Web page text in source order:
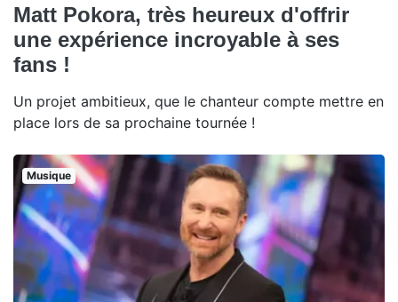
Matt Pokora, très heureux d'offrir
une expérience incroyable à ses
fans !
Un projet ambitieux, que le chanteur compte mettre en
place lors de sa prochaine tournée !
Musique